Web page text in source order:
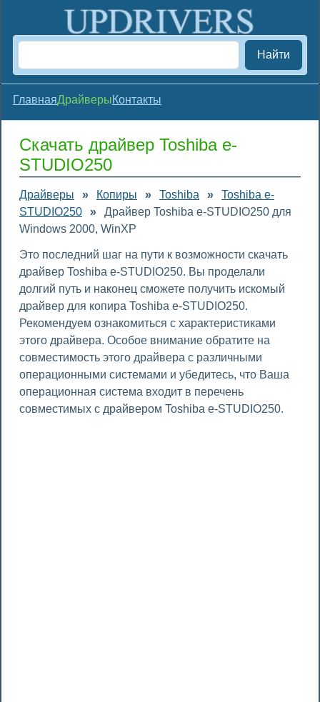
Найти
ГлавнаяДрайверыКонтакты
Скачать драйвер Toshiba e-
STUDIO250
Драйверы » Копиры » Toshiba »
Toshiba e-
STUDIO250
»
Драйвер Toshiba e-STUDIO250 для
Windows 2000, WinXP
Это последний шаг на пути к возможности скачать
драйвер Toshiba e-STUDIO250. Вы проделали
долгий путь и наконец сможете получить искомый
драйвер для копира Toshiba e-STUDIO250.
Рекомендуем ознакомиться с характеристиками
этого драйвера. Особое внимание обратите на
совместимость этого драйвера с различными
операционными системами и убедитесь, что Ваша
операционная система входит в перечень
совместимых с драйвером Toshiba e-STUDIO250.